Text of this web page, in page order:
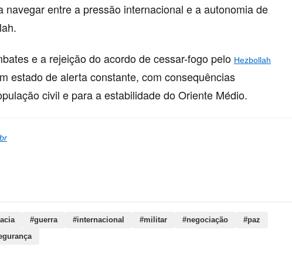
navegar entre a pressão internacional e a autonomia de
e a rejeição do acordo de cessar-fogo pelo Hezbollah
estado de alerta constante, com consequências
civil e para a estabilidade do Oriente Médio.
#guerra #internacional #militar #negociação
#paz